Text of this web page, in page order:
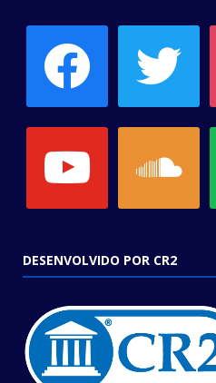
DESENVOLVIDO POR CR2